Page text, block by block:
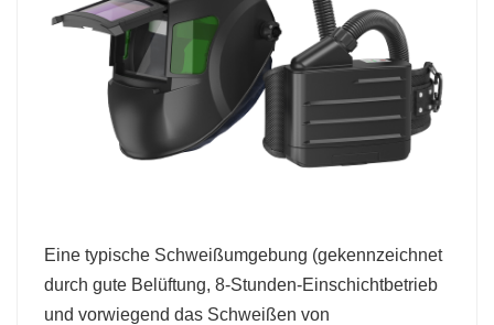
Eine typische Schweißumgebung (gekennzeichnet
durch gute Belüftung, 8-Stunden-Einschichtbetrieb
und vorwiegend das Schweißen von